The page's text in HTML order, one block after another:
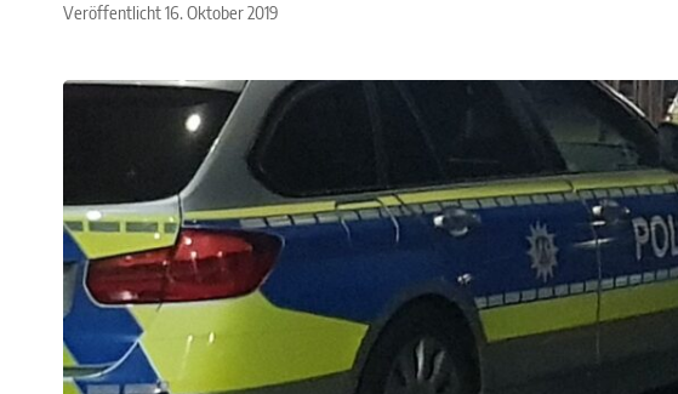
Veröffentlicht 16. Oktober 2019